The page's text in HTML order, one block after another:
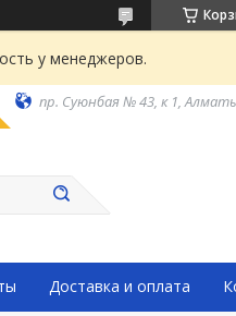
у менеджеров.
пр. Суюнбая № 43, к 1,
Доставка и оплата